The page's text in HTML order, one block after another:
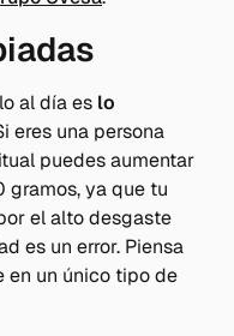
al día es lo
eres una persona
puedes aumentar
ya que tu
el alto desgaste
es un error. Piensa
en un único tipo de